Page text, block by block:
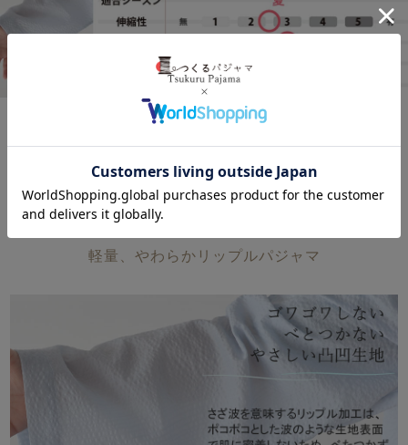
素材について
夏の凸凹生地のイメージがかわる！
軽量、やわらかリップルパジャマ